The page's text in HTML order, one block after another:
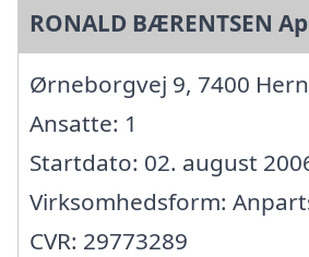
RONALD BÆRENTSEN
Ørneborgvej 9, 7400
Ansatte: 1
Startdato: 02. august
Virksomhedsform:
CVR: 29773289